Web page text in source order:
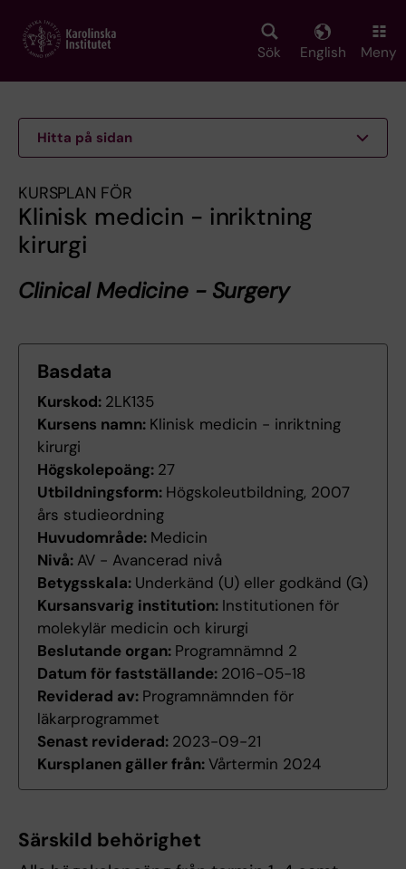
main
Sök English Meny
Hitta på sidan
KURSPLAN FÖR
Klinisk medicin - inriktning
kirurgi
Clinical Medicine - Surgery
Basdata
Kurskod: 2LK135
Kursens namn: Klinisk medicin - inriktning
kirurgi
Högskolepoäng: 27
Utbildningsform: Högskoleutbildning, 2007
års studieordning
Huvudområde: Medicin
Nivå: AV - Avancerad nivå
Betygsskala: Underkänd (U) eller godkänd (G)
Kursansvarig institution: Institutionen för
molekylär medicin och kirurgi
Beslutande organ: Programnämnd 2
Datum för fastställande: 2016-05-18
Reviderad av: Programnämnden för
läkarprogrammet
Senast reviderad: 2023-09-21
Kursplanen gäller från:Vårtermin 2024
Särskild behörighet